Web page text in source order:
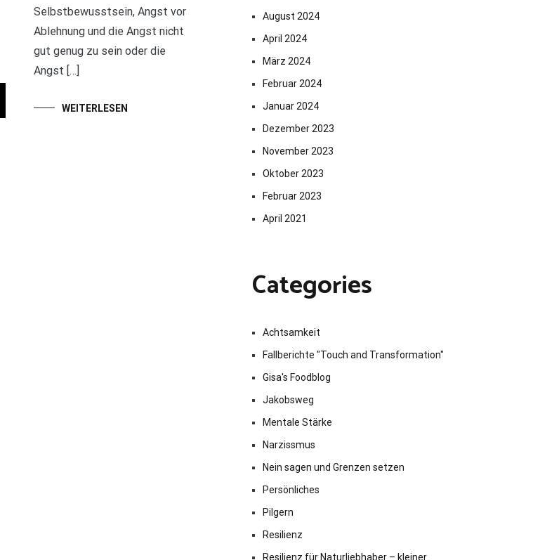
Selbstbewusstsein, Angst vor
Ablehnung und die Angst nicht
gut genug zu sein oder die
Angst […]
WEITERLESEN
August 2024
April 2024
März 2024
Februar 2024
Januar 2024
Dezember 2023
November 2023
Oktober 2023
Februar 2023
April 2021
Categories
Achtsamkeit
Fallberichte "Touch and Transformation"
Gisa's Foodblog
Jakobsweg
Mentale Stärke
Narzissmus
Nein sagen und Grenzen setzen
Persönliches
Pilgern
Resilienz
Resilienz für Naturliebhaber – kleiner